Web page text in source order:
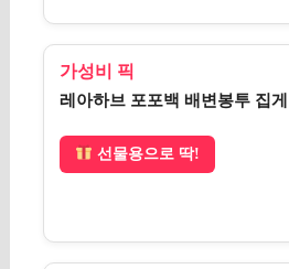
가성비 픽
레아하브 포포백 배변봉투 집게
선물용으로 딱!